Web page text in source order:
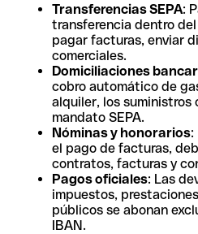
Transferencias SEPA:
transferencia dentro del
pagar facturas, enviar
comerciales.
Domiciliaciones
cobro automático de
alquiler, los suministros
mandato SEPA.
Nóminas y honorarios:
el pago de facturas,
contratos, facturas y
Pagos oficiales: Las
impuestos,
públicos se abonan
IBAN.